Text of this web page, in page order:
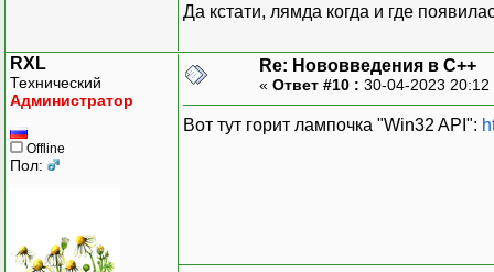
Да кстати, лямда когда и где
RXL
Технический
Администратор
Offline
Пол:
Re: Нововведения в С++
« Ответ #10 : 30-04-2023
Вот тут горит лампочка "Win32 API":